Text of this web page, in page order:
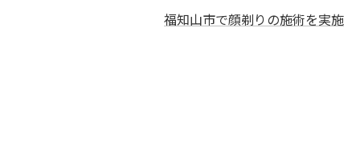
福知山市で顔剃りの施術を実施